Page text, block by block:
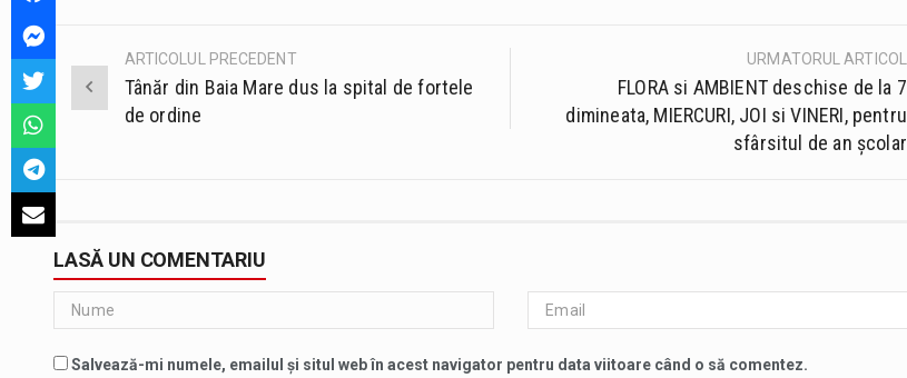
Post
navigation
ARTICOLUL PRECEDENT
Tânăr din Baia Mare dus la spital de fortele
de ordine
URMATORUL ARTICOL
FLORA si AMBIENT deschise de la 7
dimineata, MIERCURI, JOI si VINERI, pentru
sfârsitul de an școlar
LASĂ UN COMENTARIU
Salvează-mi numele, emailul și situl web în acest navigator pentru data viitoare când o să comentez.